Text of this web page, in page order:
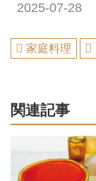
2025-07-28
家庭料理
関連記事